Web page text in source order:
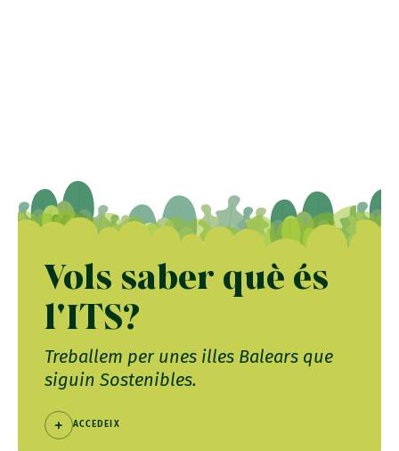
Vols saber què és
l'ITS?
Treballem per unes illes Balears que
siguin Sostenibles.
ACCEDEIX